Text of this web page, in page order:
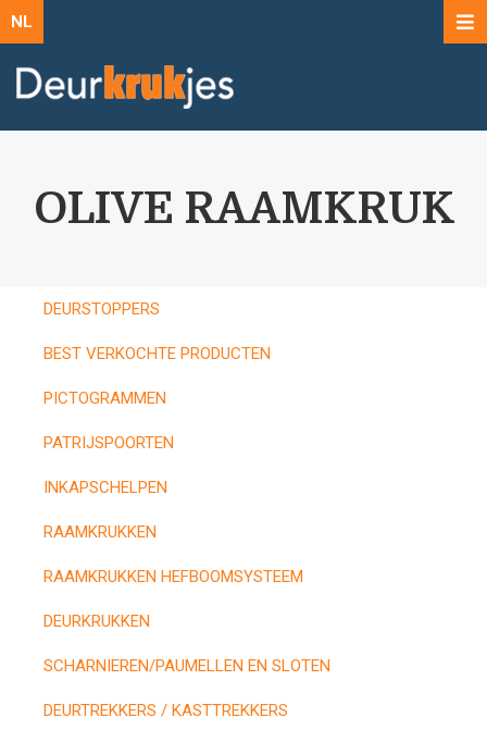
NL
OLIVE RAAMKRUK
DEURSTOPPERS
BEST VERKOCHTE PRODUCTEN
PICTOGRAMMEN
PATRIJSPOORTEN
INKAPSCHELPEN
RAAMKRUKKEN
RAAMKRUKKEN HEFBOOMSYSTEEM
DEURKRUKKEN
SCHARNIEREN/PAUMELLEN EN SLOTEN
DEURTREKKERS / KASTTREKKERS